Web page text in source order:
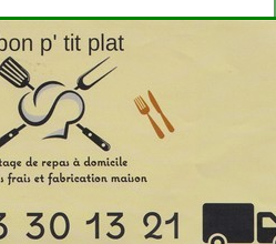
- Prénom clt_cat